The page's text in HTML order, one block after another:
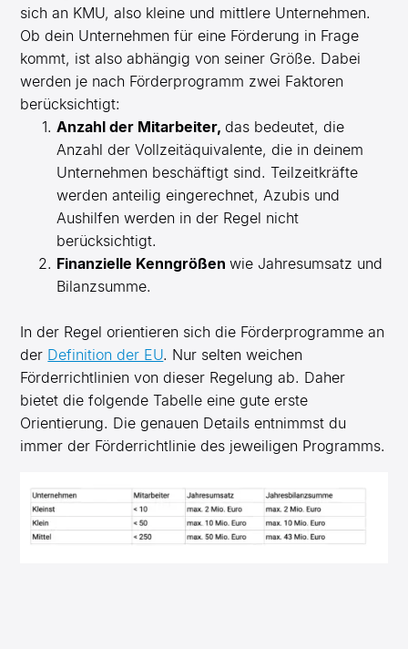
sich an KMU, also kleine und mittlere Unternehmen.
Ob dein Unternehmen für eine Förderung in Frage
kommt, ist also abhängig von seiner Größe. Dabei
werden je nach Förderprogramm zwei Faktoren
berücksichtigt:
Anzahl der Mitarbeiter, das bedeutet, die
Anzahl der Vollzeitäquivalente, die in deinem
Unternehmen beschäftigt sind.Teilzeitkräfte
werden anteilig eingerechnet, Azubis und
Aushilfen werden in der Regel nicht
berücksichtigt.
Finanzielle Kenngrößenwie Jahresumsatz und
Bilanzsumme.
In der Regel orientieren sich die Förderprogramme an
der Definition der EU. Nur selten weichen
Förderrichtlinien von dieser Regelung ab. Daher
bietet diefolgende Tabelle eine gute erste
Orientierung. Die genauen Details entnimmst du
immer der Förderrichtlinie des jeweiligen Programms.